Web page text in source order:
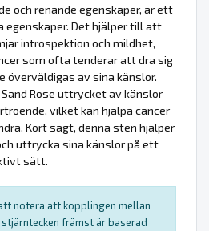
och renande egenskaper, är ett
Det hjälper till att
introspektion och mildhet,
som ofta tenderar att dra sig
överväldigas av sina känslor.
Rose uttrycket av känslor
vilket kan hjälpa cancer
Kort sagt, denna sten hjälper
uttrycka sina känslor på ett
sätt.
notera att kopplingen mellan
främst är baserad